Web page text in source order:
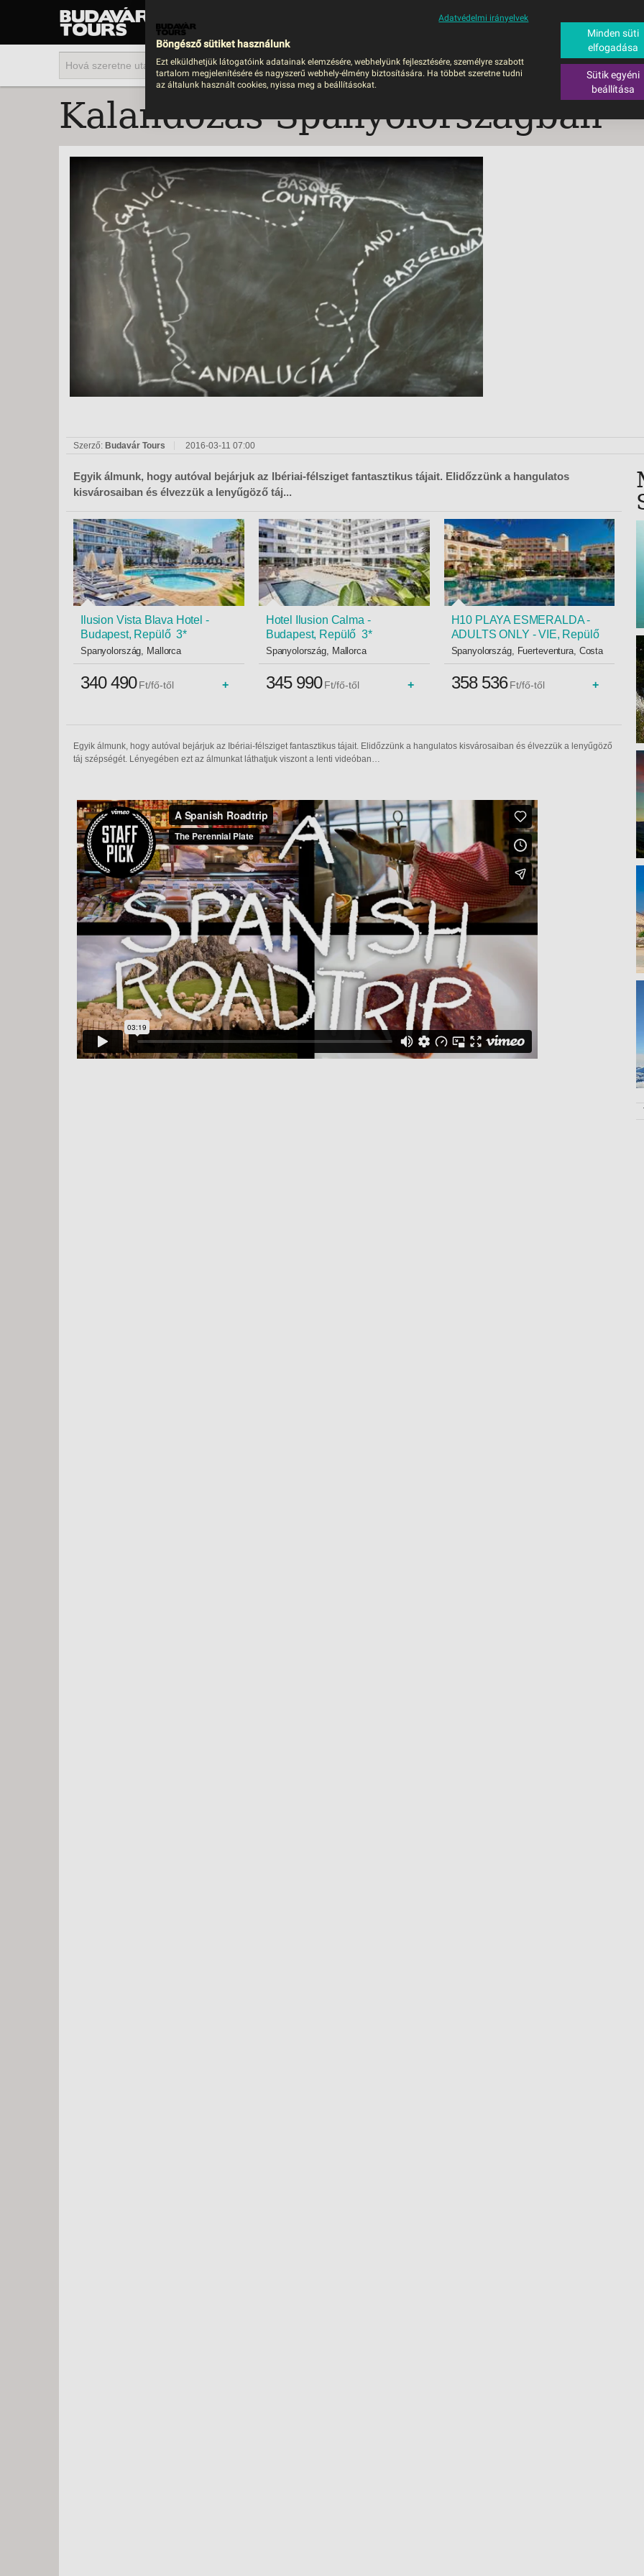
UTAZÁS
2026
BUSZOS UTAZÁSOK
ÜDÜLÉSEK
CSALÁDI ÜDÜLÉS
UTAZÁSOK DEBRECENI
INDULÁSSAL
AKTÍV KIKAPCSOLÓDÁS
EGZOTIKUS UTAK
VÁROSLÁTOGATÁS
KÖZVETLEN
TENGERPARTI
SZÁLLÁSOK
SZÁLLODÁK
CSÚSZDÁVAL
BUSZOS UTAZÁSOK RÖVID NYARALÁSOK SÚGÓ
UTAZÁS
Kalandozás Spanyolországban
Szerző: Budavár Tours 2016-03-11 07:00
Egyik álmunk, hogy autóval bejárjuk az Ibériai-félsziget fantasztikus tájait. Elidőzzünk a hangulatos
kisvárosaiban és élvezzük a lenyűgöző táj...
Ilusion Vista Blava Hotel -
Budapest, Repülő 3*
Spanyolország, Mallorca
340 490 Ft/fő-től +
Hotel Ilusion Calma -
Budapest, Repülő 3*
Spanyolország, Mallorca
345 990 Ft/fő-től +
H10 PLAYA ESMERALDA -
ADULTS ONLY - VIE, Repülő
4*
Spanyolország, Fuerteventura, Costa
Calma
358 536 Ft/fő-től +
Egyik álmunk, hogy autóval bejárjuk az Ibériai-félsziget fantasztikus tájait. Elidőzzünk a hangulatos kisvárosaiban és élvezzük a lenyűgöző
táj szépségét. Lényegében ezt az álmunkat láthatjuk viszont a lenti videóban…
Adatvédelmi irányelvek
Böngésző sütiket használunk
Ezt elküldhetjük látogatóink adatainak elemzésére, webhelyünk fejlesztésére, személyre szabott
tartalom megjelenítésére és nagyszerű webhely-élmény biztosítására. Ha többet szeretne tudni
az általunk használt cookies, nyissa meg a beállításokat.
Minden süti
elfogadása
Sütik egyéni
beállítása